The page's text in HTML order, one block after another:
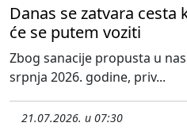
Danas se zatvara cesta
će se putem voziti
Zbog sanacije propusta u
srpnja 2026. godine, priv...
21.07.2026. u 07:30